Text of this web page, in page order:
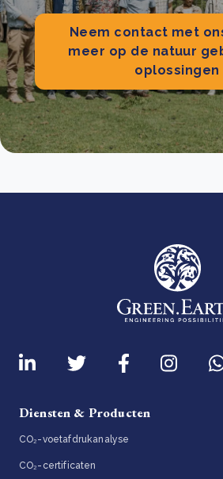
Neem contact met
meer op de natuur
oplossingen
Diensten & Producten
CO₂-voetafdrukanalyse
CO₂-certificaten